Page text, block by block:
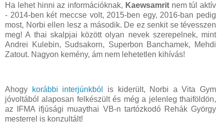
Ha lehet hinni az információknak, Kaewsamritnem túl aktív
- 2014-ben két meccse volt, 2015-ben egy, 2016-ban pedig
most, Norbi ellen lesz a második. De ez senkit se tévesszen
meg! A thai skalpjai között olyan nevek szerepelnek, mint
Andrei Kulebin, Sudsakorn, Superbon Banchamek, Mehdi
Zatout. Nagyon kemény, ám nem lehetetlen kihívás!
Ahogy korábbi interjúnkból
is kiderült, Norbi a Vita Gym
jóvoltából alaposan felkészült és még a jelenleg thaiföldön,
az IFMA ifjúsági muaythai VB-n tartózkodó Rehák György
mesterrel is konzultált!